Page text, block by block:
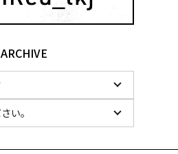
ARCHIVE